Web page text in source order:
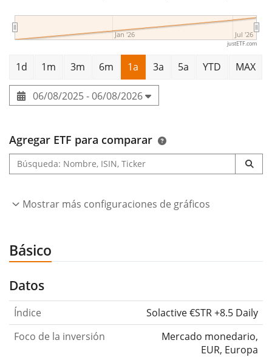
Jan '26 Jul '26
justETF.com
1d 1m 3m 6m 1a 3a 5a YTD MAX
06/08/2025 - 06/08/2026
Agregar ETF para comparar
Mostrar más configuraciones de gráficos
Básico
Datos
Índice
Solactive €STR +8.5 Daily
Foco de la inversión
Mercado monedario,
EUR, Europa